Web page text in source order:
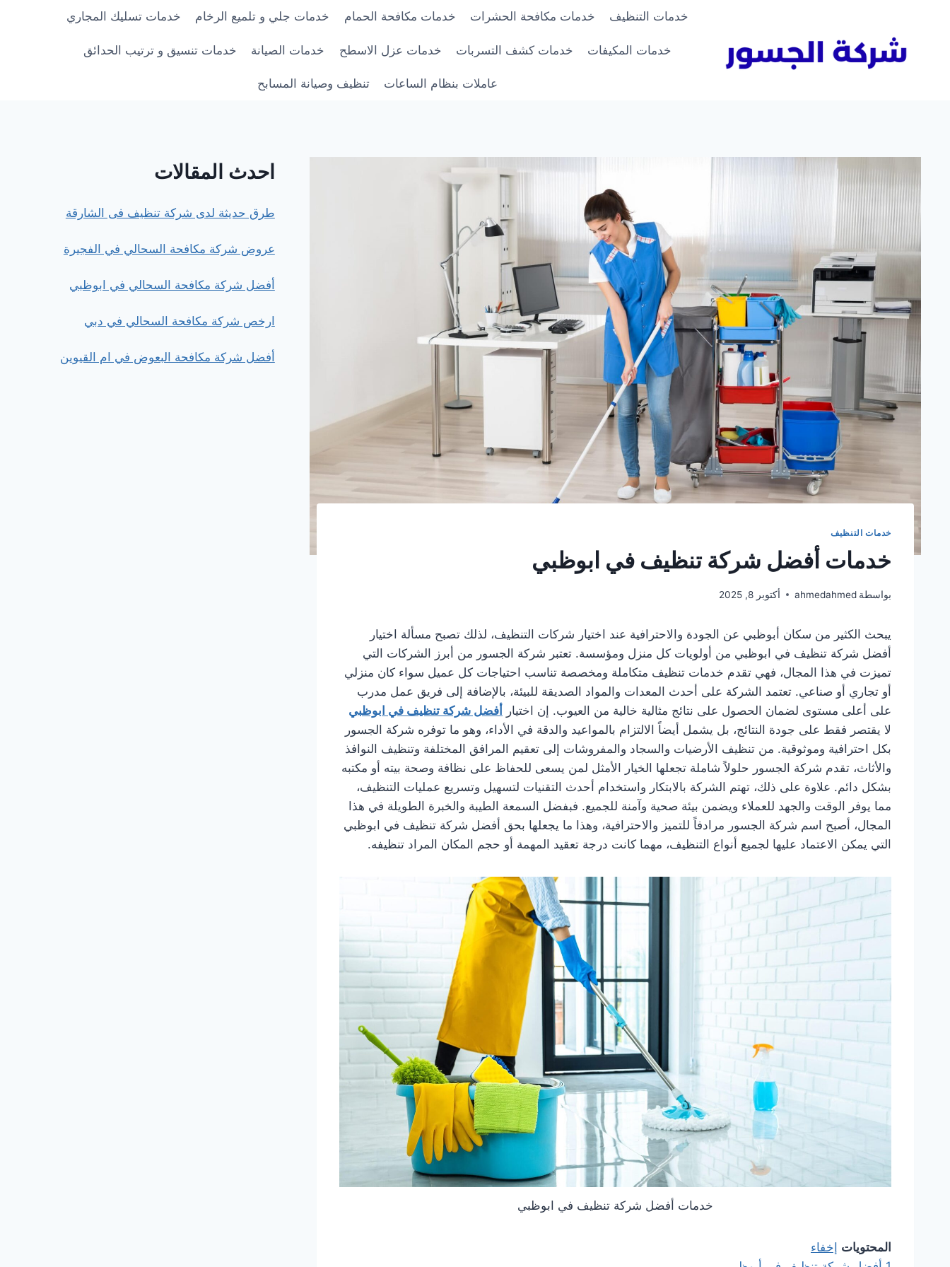
خدمات التنظيف خدمات مكافحة الحشرات خدمات مكافحة الحمام خدمات جلي و تلميع الرخام خدمات تسليك المجاري
خدمات المكيفات خدمات كشف التسربات خدمات عزل الاسطح خدمات الصيانة خدمات تنسيق و ترتيب الحدائق
عاملات بنظام الساعات تنظيف وصيانة المسابح
خدمات التنظيف
خدمات أفضل شركة تنظيف في ابوظبي
بواسطة ahmedahmed أكتوبر 8, 2025
يبحث الكثير من سكان أبوظبي عن الجودة والاحترافية عند اختيار شركات التنظيف، لذلك تصبح مسألة اختيار
أفضل شركة تنظيف في ابوظبي من أولويات كل منزل ومؤسسة. تعتبر شركة الجسور من أبرز الشركات التي
تميزت في هذا المجال، فهي تقدم خدمات تنظيف متكاملة ومخصصة تناسب احتياجات كل عميل سواء كان منزلي
أو تجاري أو صناعي. تعتمد الشركة على أحدث المعدات والمواد الصديقة للبيئة، بالإضافة إلى فريق عمل مدرب
على أعلى مستوى لضمان الحصول على نتائج مثالية خالية من العيوب. إن اختيارأفضل شركة تنظيف في ابوظبي
لا يقتصر فقط على جودة النتائج، بل يشمل أيضاً الالتزام بالمواعيد والدقة في الأداء، وهو ما توفره شركة الجسور
بكل احترافية وموثوقية. من تنظيف الأرضيات والسجاد والمفروشات إلى تعقيم المرافق المختلفة وتنظيف النوافذ
والأثاث، تقدم شركة الجسور حلولاً شاملة تجعلها الخيار الأمثل لمن يسعى للحفاظ على نظافة وصحة بيته أو مكتبه
بشكل دائم. علاوة على ذلك، تهتم الشركة بالابتكار واستخدام أحدث التقنيات لتسهيل وتسريع عمليات التنظيف،
مما يوفر الوقت والجهد للعملاء ويضمن بيئة صحية وآمنة للجميع. فبفضل السمعة الطيبة والخبرة الطويلة في هذا
المجال، أصبح اسم شركة الجسور مرادفاً للتميز والاحترافية، وهذا ما يجعلها بحق أفضل شركة تنظيف في ابوظبي
التي يمكن الاعتماد عليها لجميع أنواع التنظيف، مهما كانت درجة تعقيد المهمة أو حجم المكان المراد تنظيفه.
خدمات أفضل شركة تنظيف في ابوظبي
المحتويات إخفاء
احدث المقالات
طرق حديثة لدى شركة تنظيف فى الشارقة
عروض شركة مكافحة السحالي في الفجيرة
أفضل شركة مكافحة السحالي في ابوظبي
ارخص شركة مكافحة السحالي في دبي
أفضل شركة مكافحة البعوض في ام القيوين